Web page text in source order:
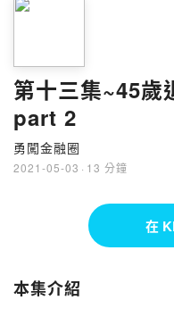
第十三集~45歲
part 2
勇闖金融圈
2021-05-03 · 13 分鐘
在
本集介紹